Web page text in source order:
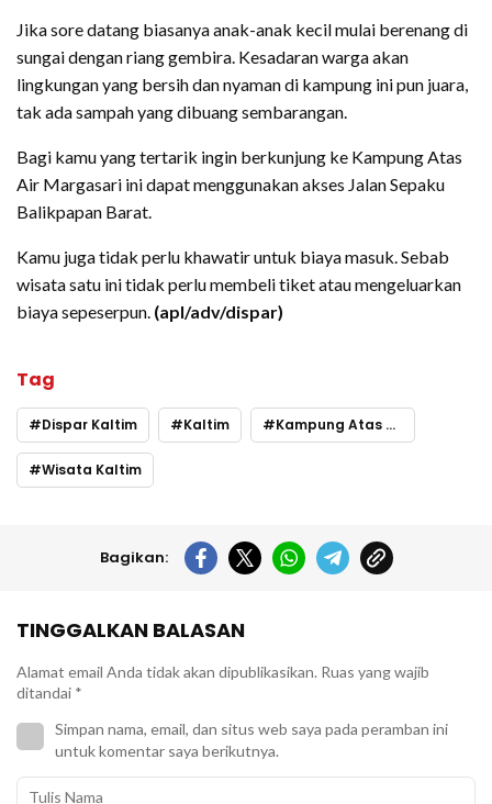
Jika sore datang biasanya anak-anak kecil mulai berenang di
sungai dengan riang gembira. Kesadaran warga akan
lingkungan yang bersih dan nyaman di kampung ini pun juara,
tak ada sampah yang dibuang sembarangan.
Bagi kamu yang tertarik ingin berkunjung ke Kampung Atas
Air Margasari ini dapat menggunakan akses Jalan Sepaku
Balikpapan Barat.
Kamu juga tidak perlu khawatir untuk biaya masuk. Sebab
wisata satu ini tidak perlu membeli tiket atau mengeluarkan
biaya sepeserpun. (apl/adv/dispar)
Tag
Dispar Kaltim Kaltim Kampung Atas Air Margasari
Wisata Kaltim
Bagikan:
TINGGALKAN BALASAN
Alamat email Anda tidak akan dipublikasikan. Ruas yang wajib
ditandai *
Simpan nama, email, dan situs web saya pada peramban ini
untuk komentar saya berikutnya.